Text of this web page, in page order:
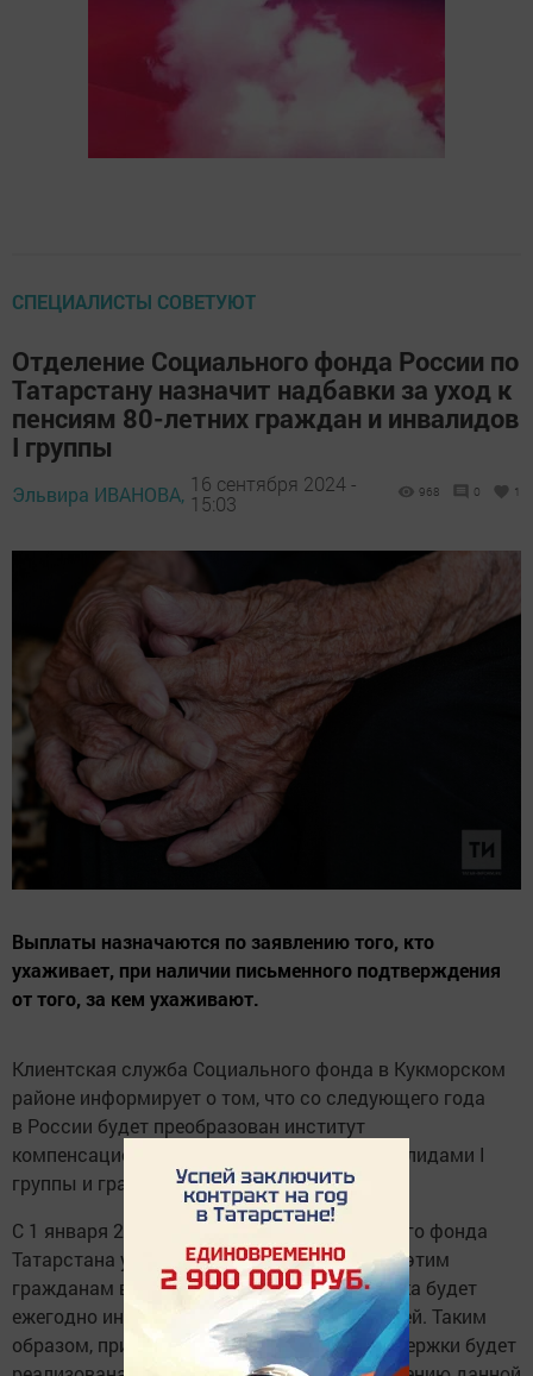
СПЕЦИАЛИСТЫ СОВЕТУЮТ
Отделение Социального фонда России по
Татарстану назначит надбавки за уход к
пенсиям 80-летних граждан и инвалидов
I группы
Эльвира ИВАНОВА, 16 сентября 2024 -
15:03
968 0 1
Выплаты назначаются по заявлению того, кто
ухаживает, при наличии письменного подтверждения
от того, за кем ухаживают.
Клиентская служба Социального фонда в Кукморском
районе информирует о том, что со следующего года
в России будет преобразован институт
компенсационных выплат по уходу за инвалидами I
группы и гражданами старше 80 лет.
С 1 января 2025 года Отделение Социального фонда
Татарстана установит надбавки к пенсиям этим
гражданам в размере 1200 рублей. Надбавка будет
ежегодно индексироваться вместе с пенсией. Таким
образом, при сохранении самой меры поддержки будет